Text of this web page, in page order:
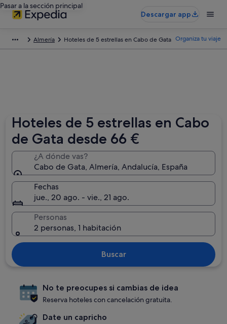
Pasar a la sección principal
Descargar app
Almería Hoteles de 5 estrellas en Cabo de Gata Organiza tu viaje
Hoteles de 5 estrellas en Cabo
de Gata desde 66 €
¿A dónde vas?
Cabo de Gata, Almería, Andalucía, España
Fechas
jue., 20 ago. - vie., 21 ago.
Personas
2 personas, 1 habitación
Buscar
No te preocupes si cambias de idea
Reserva hoteles con cancelación gratuita.
Date un capricho